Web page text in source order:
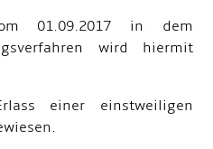
01.09.2017 in dem
wird hiermit
einer einstweiligen